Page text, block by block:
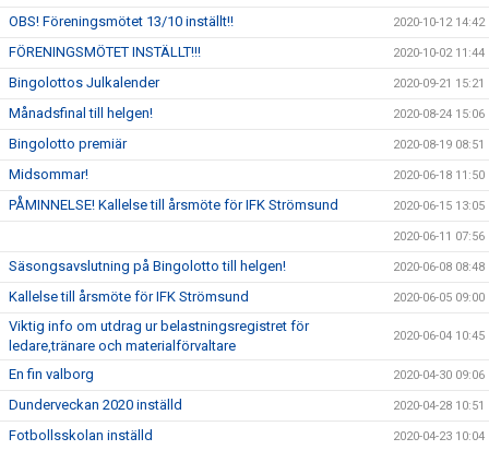
OBS! Föreningsmötet 13/10 inställt!! 2020-10-12 14:42
FÖRENINGSMÖTET INSTÄLLT!!! 2020-10-02 11:44
Bingolottos Julkalender 2020-09-21 15:21
Månadsfinal till helgen! 2020-08-24 15:06
Bingolotto premiär 2020-08-19 08:51
Midsommar! 2020-06-18 11:50
PÅMINNELSE! Kallelse till årsmöte för IFK Strömsund 2020-06-15 13:05
2020-06-11 07:56
Säsongsavslutning på Bingolotto till helgen! 2020-06-08 08:48
Kallelse till årsmöte för IFK Strömsund 2020-06-05 09:00
Viktig info om utdrag ur belastningsregistret för
ledare,tränare och materialförvaltare
2020-06-04 10:45
En fin valborg 2020-04-30 09:06
Dunderveckan 2020 inställd 2020-04-28 10:51
Fotbollsskolan inställd 2020-04-23 10:04